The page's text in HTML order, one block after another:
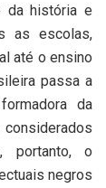
da história e
as escolas,
até o ensino
passa a
da
portanto, o
negros